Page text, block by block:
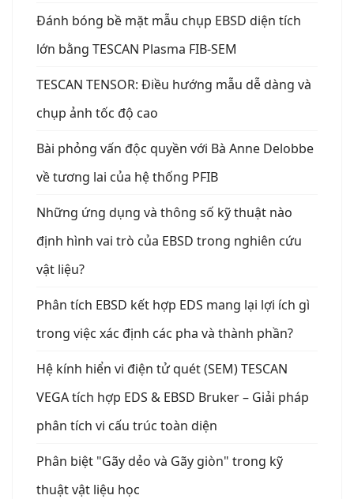
Đánh bóng bề mặt mẫu chụp EBSD diện tích
lớn bằng TESCAN Plasma FIB-SEM
TESCAN TENSOR: Điều hướng mẫu dễ dàng và
chụp ảnh tốc độ cao
Bài phỏng vấn độc quyền với Bà Anne Delobbe
về tương lai của hệ thống PFIB
Những ứng dụng và thông số kỹ thuật nào
định hình vai trò của EBSD trong nghiên cứu
vật liệu?
Phân tích EBSD kết hợp EDS mang lại lợi ích gì
trong việc xác định các pha và thành phần?
Hệ kính hiển vi điện tử quét (SEM) TESCAN
VEGA tích hợp EDS & EBSD Bruker – Giải pháp
phân tích vi cấu trúc toàn diện
Phân biệt "Gãy dẻo và Gãy giòn" trong kỹ
thuật vật liệu học